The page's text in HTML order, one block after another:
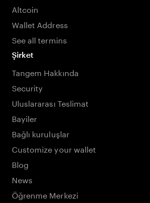
Altcoin
Wallet Address
See all termins
Şirket
Tangem Hakkında
Security
Uluslararası Teslimat
Bayiler
Bağlı kuruluşlar
Customize your wallet
Blog
News
Öğrenme Merkezi